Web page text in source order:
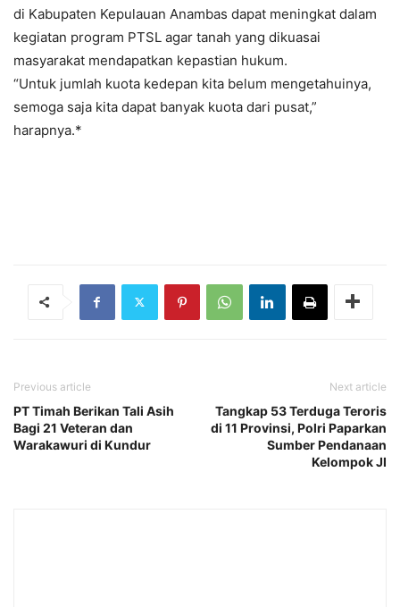
di Kabupaten Kepulauan Anambas dapat meningkat dalam
kegiatan program PTSL agar tanah yang dikuasai
masyarakat mendapatkan kepastian hukum.
“Untuk jumlah kuota kedepan kita belum mengetahuinya,
semoga saja kita dapat banyak kuota dari pusat,”
harapnya.*
Previous article
PT Timah Berikan Tali Asih
Bagi 21 Veteran dan
Warakawuri di Kundur
Next article
Tangkap 53 Terduga Teroris
di 11 Provinsi, Polri Paparkan
Sumber Pendanaan
Kelompok JI